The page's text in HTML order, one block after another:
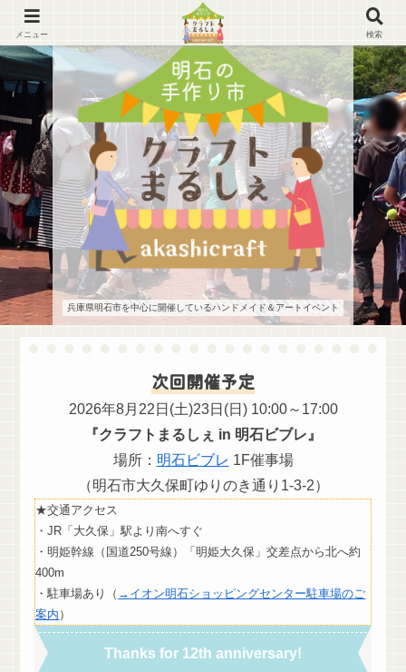
兵庫県明石市を中心に開催しているハンドメイド＆アートイベント
次回開催予定
2026年8月22日(土)23日(日) 10:00～17:00
『クラフトまるしぇ in 明石ビブレ』
場所： 明石ビブレ 1F催事場
（明石市大久保町ゆりのき通り1-3-2）
★交通アクセス
・JR「大久保」駅より南へすぐ
・明姫幹線（国道250号線）「明姫大久保」交差点から北へ約
400m
・駐車場あり（ →イオン明石ショッピングセンター駐車場のご
案内 ）
Thanks for 12th anniversary!
メニュー 検索